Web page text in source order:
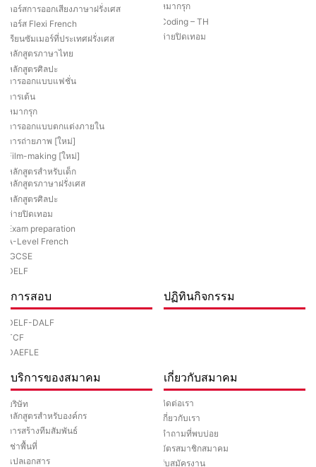
คอร์สการออกเสียงภาษาฝรั่งเศส
คอร์ส Flexi French
เรียนซัมเมอร์ที่ประเทศฝรั่งเศส
หลักสูตรภาษาไทย
หลักสูตรศิลปะ
การออกแบบแฟชั่น
การเต้น
หมากรุก
การออกแบบตกแต่งภายใน
การถ่ายภาพ [ใหม่]
Film-making [ใหม่]
หลักสูตรสำหรับเด็ก
หลักสูตรภาษาฝรั่งเศส
หลักสูตรศิลปะ
ค่ายปิดเทอม
Exam preparation
A-Level French
IGCSE
DELF
หมากรุก
Coding – TH
ค่ายปิดเทอม
การสอบ
DELF-DALF
TCF
DAEFLE
ปฏิทินกิจกรรม
บริการของสมาคม
บริษัท
หลักสูตรสำหรับองค์กร
การสร้างทีมสัมพันธ์
เช่าพื้นที่
แปลเอกสาร
เกี่ยวกับสมาคม
ติดต่อเรา
เกี่ยวกับเรา
คำถามที่พบบ่อย
บัตรสมาชิกสมาคม
รับสมัครงาน